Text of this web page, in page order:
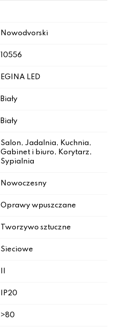
Nowodvorski
10556
EGINA LED
Biały
Biały
Salon, Jadalnia, Kuchnia,
Gabinet i biuro, Korytarz,
Sypialnia
Nowoczesny
Oprawy wpuszczane
Tworzywo sztuczne
Sieciowe
IP20
>80